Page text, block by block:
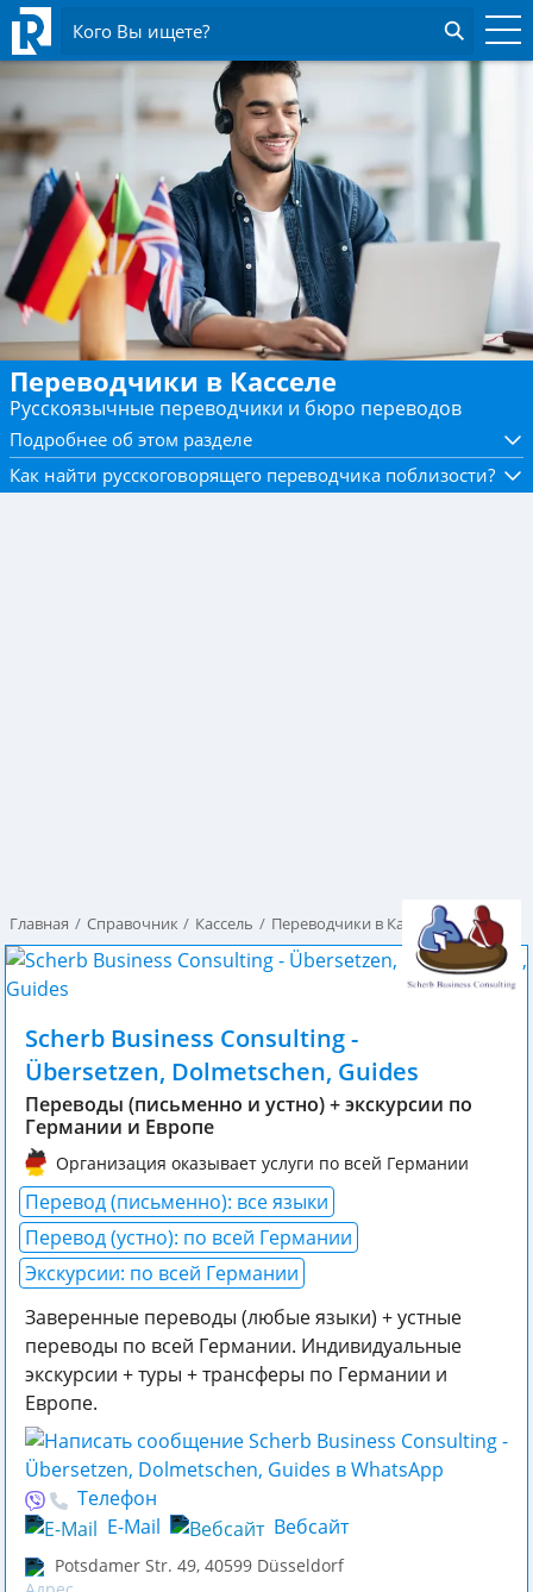
Кого Вы ищете?
Переводчики в Касселе
Русскоязычные переводчики и бюро переводов
Подробнее об этом разделе
Как найти русскоговорящего переводчика поблизости?
Главная Справочник Кассель Переводчики в Касселе
Scherb Business Consulting -
Übersetzen, Dolmetschen, Guides
Переводы (письменно и устно) + экскурсии по
Германии и Европе
Организация оказывает услуги по всей Германии
Перевод (письменно): все языки
Перевод (устно): по всей Германии
Экскурсии: по всей Германии
Заверенные переводы (любые языки) + устные
переводы по всей Германии. Индивидуальные
экскурсии + туры + трансферы по Германии и
Европе.
Телефон
E-Mail
Вебсайт
Potsdamer Str. 49, 40599 Düsseldorf